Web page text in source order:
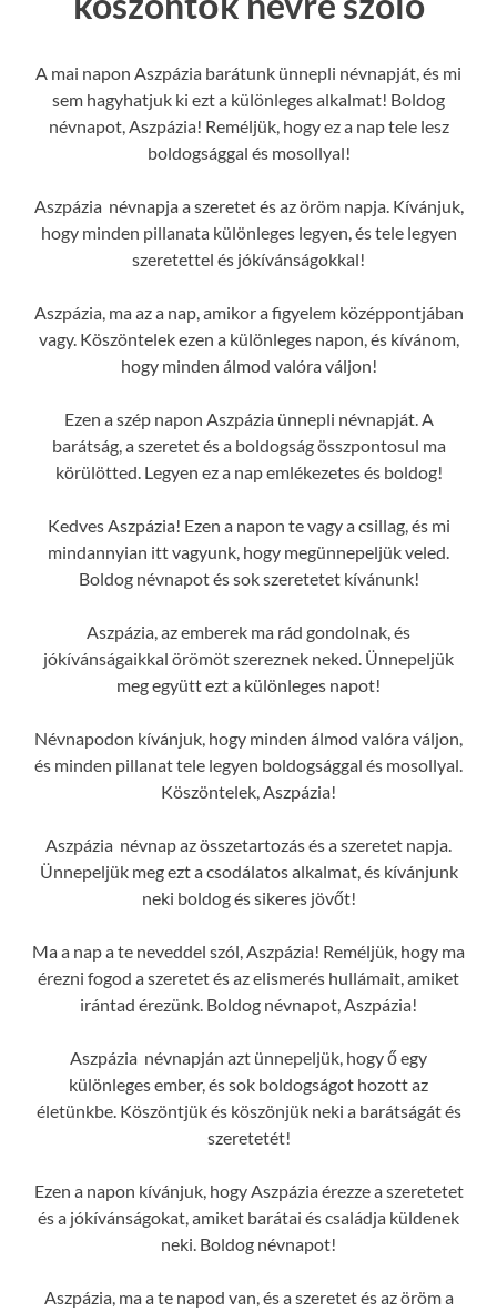
A mai napon Aszpázia barátunk ünnepli névnapját, és mi
sem hagyhatjuk ki ezt a különleges alkalmat! Boldog
névnapot, Aszpázia! Reméljük, hogy ez a nap tele lesz
boldogsággal és mosollyal!
Aszpázia névnapja a szeretet és az öröm napja. Kívánjuk,
hogy minden pillanata különleges legyen, és tele legyen
szeretettel és jókívánságokkal!
Aszpázia, ma az a nap, amikor a figyelem középpontjában
vagy. Köszöntelek ezen a különleges napon, és kívánom,
hogy minden álmod valóra váljon!
Ezen a szép napon Aszpázia ünnepli névnapját. A
barátság, a szeretet és a boldogság összpontosul ma
körülötted. Legyen ez a nap emlékezetes és boldog!
Kedves Aszpázia! Ezen a napon te vagy a csillag, és mi
mindannyian itt vagyunk, hogy megünnepeljük veled.
Boldog névnapot és sok szeretetet kívánunk!
Aszpázia, az emberek ma rád gondolnak, és
jókívánságaikkal örömöt szereznek neked. Ünnepeljük
meg együtt ezt a különleges napot!
Névnapodon kívánjuk, hogy minden álmod valóra váljon,
és minden pillanat tele legyen boldogsággal és mosollyal.
Köszöntelek, Aszpázia!
Aszpázia névnap az összetartozás és a szeretet napja.
Ünnepeljük meg ezt a csodálatos alkalmat, és kívánjunk
neki boldog és sikeres jövőt!
Ma a nap a te neveddel szól, Aszpázia! Reméljük, hogy ma
érezni fogod a szeretet és az elismerés hullámait, amiket
irántad érezünk. Boldog névnapot, Aszpázia!
Aszpázia névnapján azt ünnepeljük, hogy ő egy
különleges ember, és sok boldogságot hozott az
életünkbe. Köszöntjük és köszönjük neki a barátságát és
szeretetét!
Ezen a napon kívánjuk, hogy Aszpázia érezze a szeretetet
és a jókívánságokat, amiket barátai és családja küldenek
neki. Boldog névnapot!
Aszpázia, ma a te napod van, és a szeretet és az öröm a